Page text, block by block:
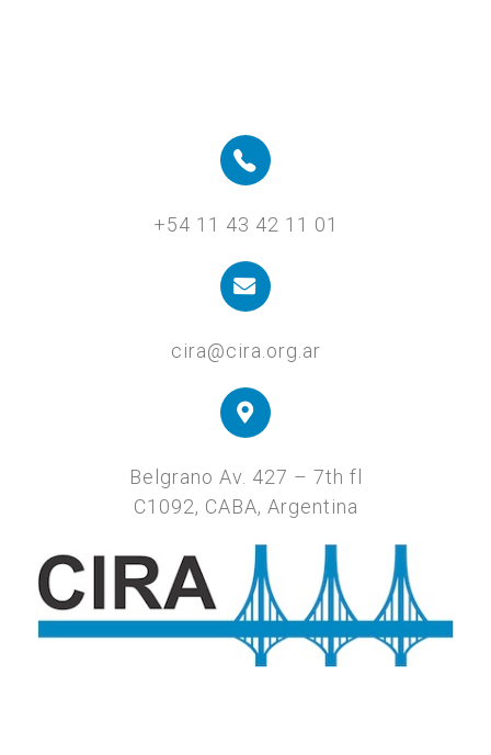
+54 11 43 42 11 01
cira@cira.org.ar
Belgrano Av. 427 – 7th fl
C1092, CABA, Argentina